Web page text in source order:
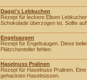
Daggi's Lebkuchen
Rezept für leckere Elisen
Schokolade überzogen ist. Sollte
Engelsaugen
Rezept für Engelsaugen. Diese
Plätzchenteller fehlen.
Haselnuss Pralinen
Rezept für Haselnuss Pralinen.
gehackten Haselnüssen.